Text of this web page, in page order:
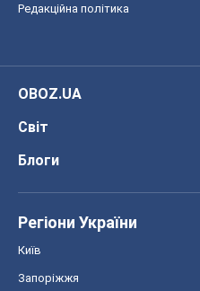
Редакційна політика
OBOZ.UA
Світ
Блоги
Регіони України
Київ
Запоріжжя